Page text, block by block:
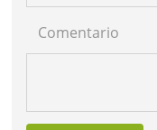
Comentario